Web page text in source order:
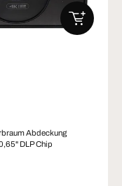
Abdeckung
DLP Chip
IN DEN